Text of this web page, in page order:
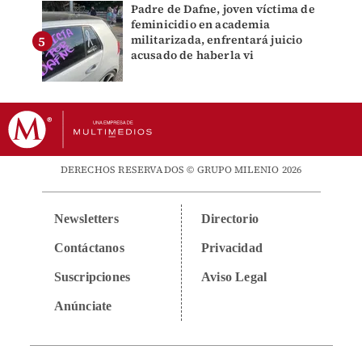
Padre de Dafne, joven víctima de
feminicidio en academia
militarizada, enfrentará juicio
acusado de haberla vi
DERECHOS RESERVADOS © GRUPO MILENIO 2026
Newsletters
Contáctanos
Suscripciones
Anúnciate
Directorio
Privacidad
Aviso Legal